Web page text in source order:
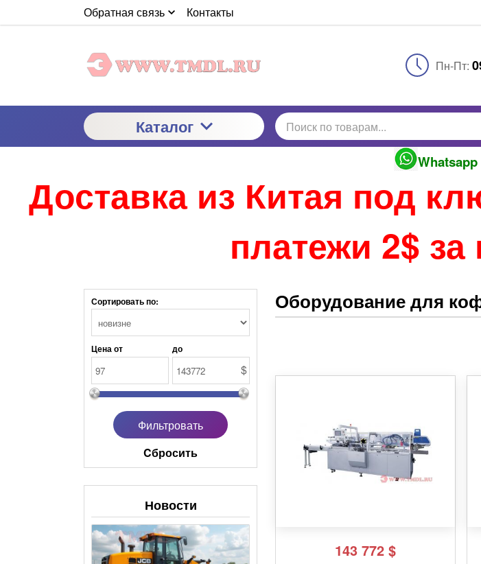
Обратная связь Контакты
Пн-Пт:
Каталог
Whatsapp
Доставка из Китая под
платежи 2$ за
Сортировать по:
Цена от до
$
Cбросить
Новости
Оборудование для
143 772 $